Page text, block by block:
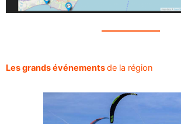
Les grands événementsde la région